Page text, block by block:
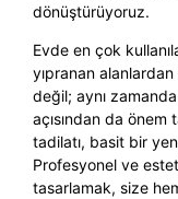
dönüştürüyoruz.
Evde en çok
yıpranan
değil; aynı
açısından da önem
tadilatı, basit bir
Profesyonel ve
tasarlamak, size